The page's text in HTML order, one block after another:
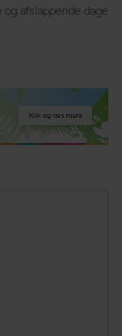
afslappende dage